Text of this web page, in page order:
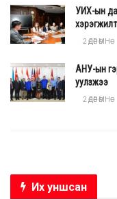
эхлүүлэхэд дэмжлэг
байж чимээгүй
УИХ-ын
2 ӨДӨР ӨМНӨ
АНУ-ын
уулзжээ
2 ӨДӨР ӨМНӨ
Их уншсан